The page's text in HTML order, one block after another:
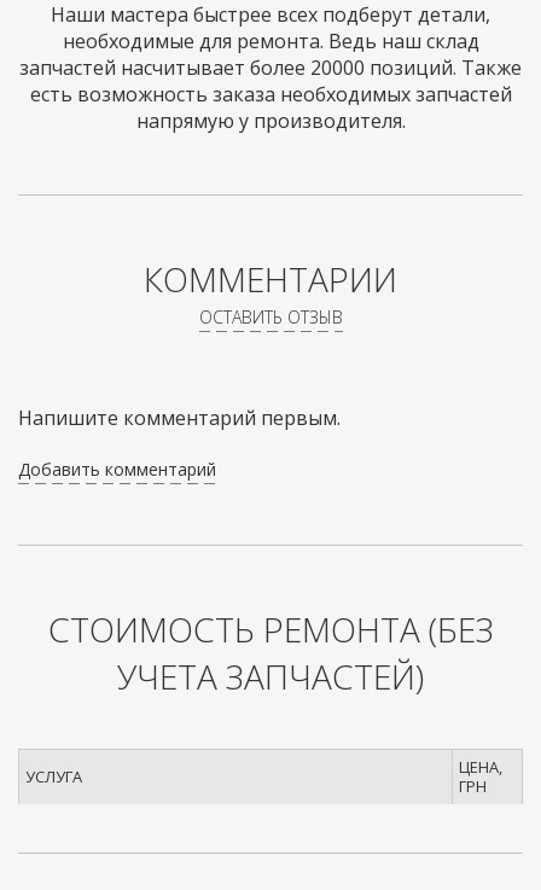
Наши мастера быстрее всех подберут детали,
необходимые для ремонта. Ведь наш склад
запчастей насчитывает более 20000 позиций. Также
есть возможность заказа необходимых запчастей
напрямую у производителя.
КОММЕНТАРИИ
ОСТАВИТЬ ОТЗЫВ
Напишите комментарий первым.
Добавить комментарий
СТОИМОСТЬ РЕМОНТА(БЕЗ
УЧЕТА ЗАПЧАСТЕЙ)
УСЛУГА
ЦЕНА,
ГРН